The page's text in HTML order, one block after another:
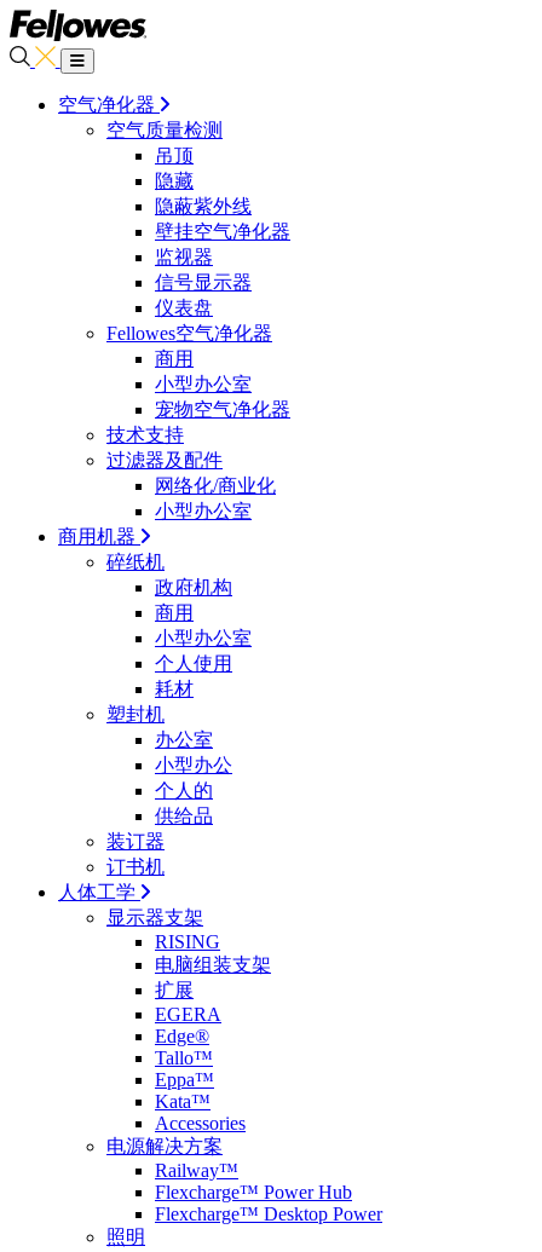
空气净化器
空气质量检测
吊顶
隐藏
隐蔽紫外线
壁挂空气净化器
监视器
信号显示器
仪表盘
Fellowes空气净化器
商用
小型办公室
宠物空气净化器
技术支持
过滤器及配件
网络化/商业化
小型办公室
商用机器
碎纸机
政府机构
商用
小型办公室
个人使用
耗材
塑封机
办公室
小型办公
个人的
供给品
装订器
订书机
人体工学
显示器支架
RISING
电脑组装支架
扩展
EGERA
Edge®
Tallo™
Eppa™
Kata™
Accessories
电源解决方案
Railway™
Flexcharge™ Power Hub
Flexcharge™ Desktop Power
照明